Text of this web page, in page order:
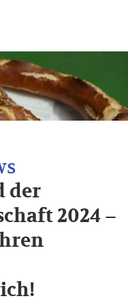
der
2024 –